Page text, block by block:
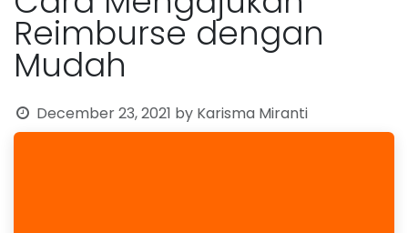
Reimburse dengan
Mudah
December 23, 2021 by Karisma Miranti